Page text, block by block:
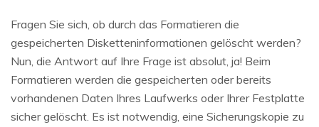
Fragen Sie sich, ob durch das Formatieren die
gespeicherten Disketteninformationen gelöscht werden?
Nun, die Antwort auf Ihre Frage ist absolut, ja! Beim
Formatieren werden die gespeicherten oder bereits
vorhandenen Daten Ihres Laufwerks oder Ihrer Festplatte
sicher gelöscht. Es ist notwendig, eine Sicherungskopie zu